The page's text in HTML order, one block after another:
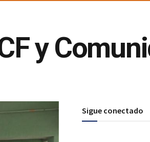
y
Sigue conectado